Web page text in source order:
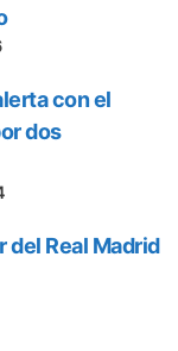
con el
dos
del Real Madrid